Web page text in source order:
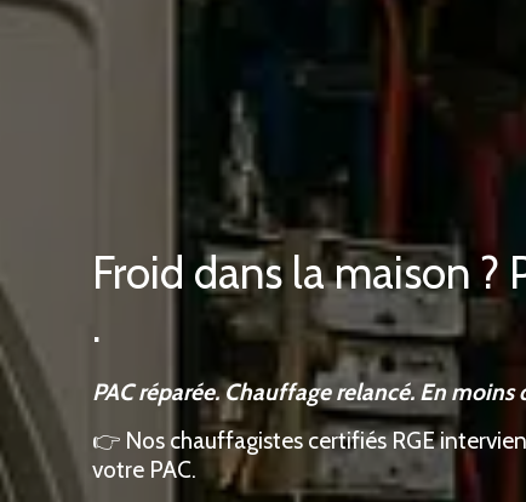
Froid dans la maison
.
PAC réparée. Chauffage relancé. En moins
👉 Nos chauffagistes certifiés RGE
votre PAC.